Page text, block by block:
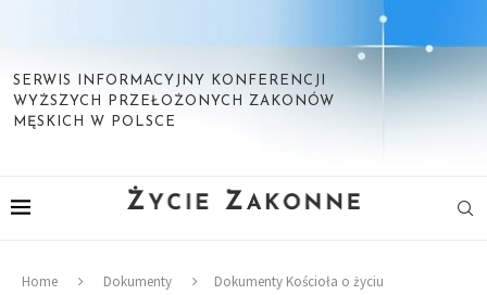
SERWIS INFORMACYJNY KONFERENCJI
WYŻSZYCH PRZEŁOŻONYCH ZAKONÓW
MĘSKICH W POLSCE
Home Dokumenty
Dokumenty Kościoła o życiu